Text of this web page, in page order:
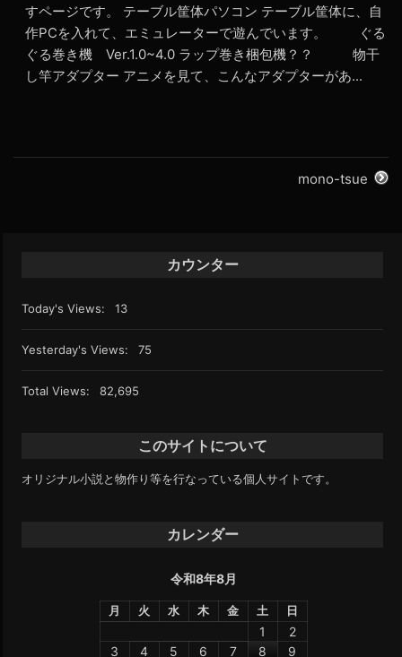
すページです。 テーブル筐体パソコン テーブル筐体に、自
作PCを入れて、エミュレーターで遊んでいます。 ぐる
ぐる巻き機 Ver.1.0~4.0 ラップ巻き梱包機？？ 物干
し竿アダプター アニメを見て、こんなアダプターがあ...
mono-tsue
カウンター
Today's Views: 13
Yesterday's Views: 75
Total Views: 82,695
このサイトについて
オリジナル小説と物作り等を行なっている個人サイトです。
カレンダー
令和8年8月
月 火 水 木 金 土 日
1
2
3
4 5 6 7 8 9